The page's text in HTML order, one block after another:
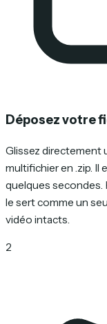
Déposez votre
Glissez directement
multifichier en .zip. Il
quelques secondes.
le sert comme un
vidéo intacts.
2